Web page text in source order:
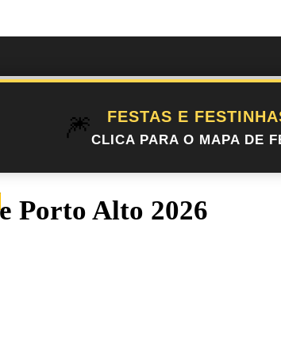
🎆 FESTAS E
CLICA PARA O MAPA DE
Porto Alto 2026